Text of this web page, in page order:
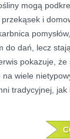
mogą
i
do dań, lecz
pokazuje, że
wiele
tradycyjnej, jak